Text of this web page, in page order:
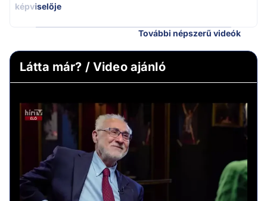
képviselője
További népszerű videók
Látta már? / Video ajánló